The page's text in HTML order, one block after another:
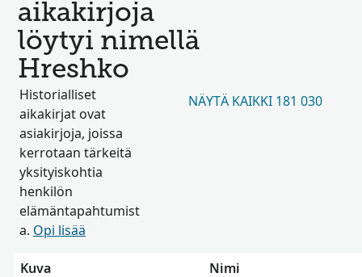
aikakirjoja
löytyi nimellä
Hreshko
Historialliset
aikakirjat ovat
asiakirjoja, joissa
kerrotaan tärkeitä
yksityiskohtia
henkilön
elämäntapahtumist
a. Opi lisää
NÄYTÄ KAIKKI 181 030
Kuva
Nimi